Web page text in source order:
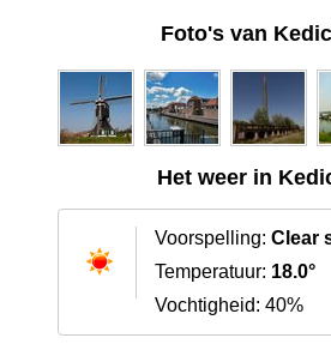
Foto's van
Het weer in
Voorspelling: Clear
Temperatuur: 18.0°
Vochtigheid: 40%